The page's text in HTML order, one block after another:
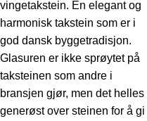
vingetakstein. En elegant og
harmonisk takstein som er i
god dansk byggetradisjon.
Glasuren er ikke sprøytet på
taksteinen som andre i
bransjen gjør, men det helles
generøst over steinen for å gi